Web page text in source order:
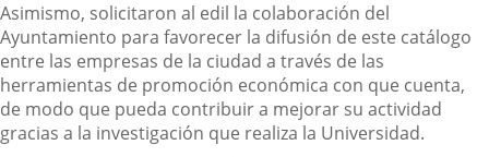
Asimismo, solicitaron al edil la colaboración del
Ayuntamiento para favorecer la difusión de este catálogo
entre las empresas de la ciudad a través de las
herramientas de promoción económica con que cuenta,
de modo que pueda contribuir a mejorar su actividad
gracias a la investigación que realiza la Universidad.